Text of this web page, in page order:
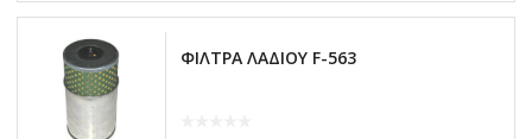
ΦΙΛΤΡΑ ΛΑΔΙΟΥ F-563